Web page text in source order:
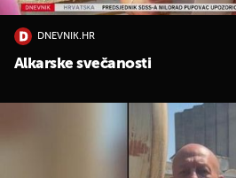
DNEVNIK.HR
Alkarske svečanosti